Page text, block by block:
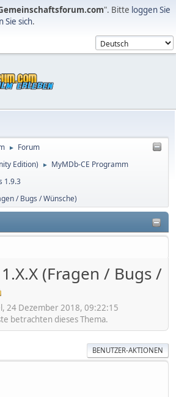
". Bitte loggen Sie
Sie sich.
► Forum
Edition) ► MyMDb-CE Programm
1.9.3
/ Bugs / Wünsche)
(Fragen / Bugs /
24 Dezember 2018, 09:22:15
betrachten dieses Thema.
BENUTZER-AKTIONEN